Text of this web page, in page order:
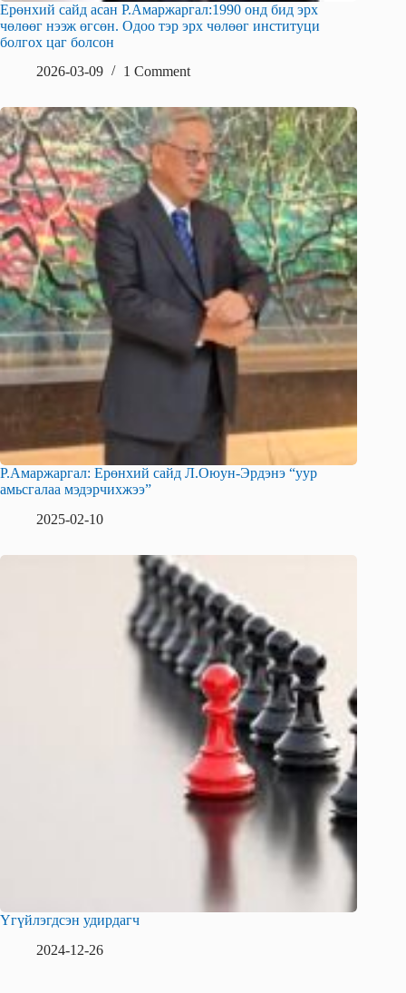
Ерөнхий сайд асан Р.Амаржаргал:1990 онд бид эрх
чөлөөг нээж өгсөн. Одоо тэр эрх чөлөөг институци
болгох цаг болсон
2026-03-09
1 Comment
Р.Амаржаргал: Ерөнхий сайд Л.Оюун-Эрдэнэ “уур
амьсгалаа мэдэрчихжээ”
2025-02-10
Үгүйлэгдсэн удирдагч
2024-12-26